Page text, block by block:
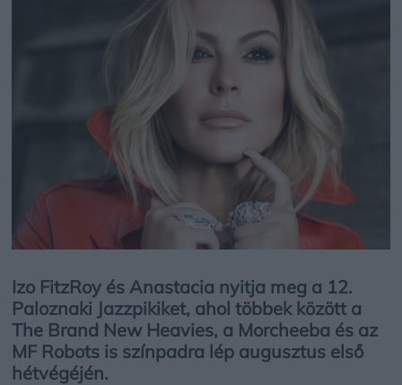
Izo FitzRoy és Anastacia nyitja meg a 12.
Paloznaki Jazzpikiket, ahol többek között a
The Brand New Heavies, a Morcheeba és az
MF Robots is színpadra lép augusztus első
hétvégéjén.